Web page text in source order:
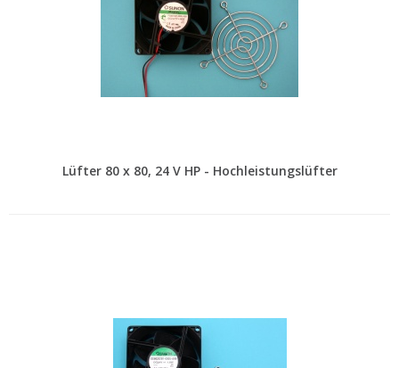
Lüfter 80 x 80, 24 V HP - Hochleistungslüfter